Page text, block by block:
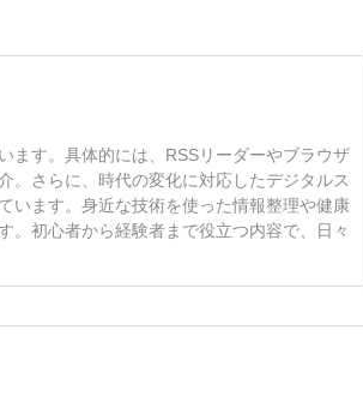
ます。具体的には、RSSリーダーやブラウザ
。さらに、時代の変化に対応したデジタルス
います。身近な技術を使った情報整理や健康
。初心者から経験者まで役立つ内容で、日々